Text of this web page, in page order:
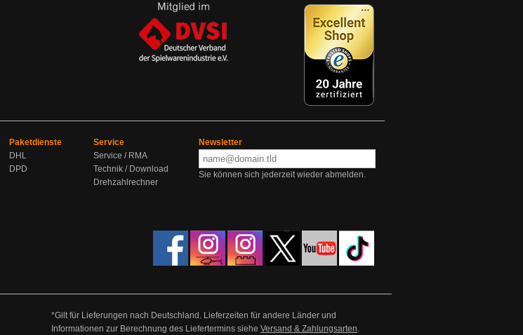
Paketdienste
DHL
DPD
Service
Service / RMA
Technik / Download
Drehzahlrechner
Newsletter
Sie können sich jederzeit wieder abmelden.
*Gilt für Lieferungen nach Deutschland. Lieferzeiten für andere Länder und
Informationen zur Berechnung des Liefertermins siehe Versand & Zahlungsarten.